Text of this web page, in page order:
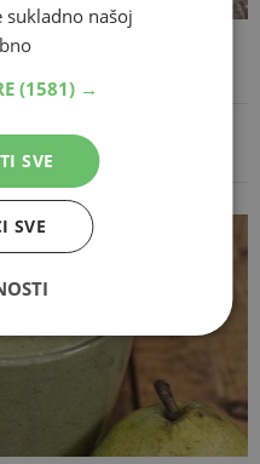
i štiti od raka
sirupu od vina
sukladno našoj
(1581) →
SVE
SVE